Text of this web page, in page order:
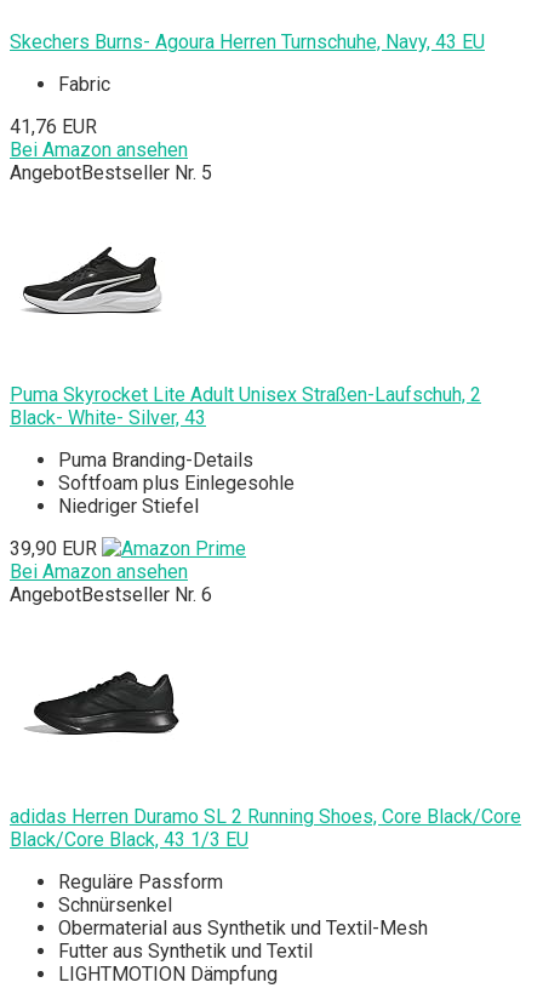
Skechers Burns- Agoura Herren Turnschuhe, Navy, 43 EU
Fabric
41,76 EUR
Bei Amazon ansehen
AngebotBestseller Nr. 5
Puma Skyrocket Lite Adult Unisex Straßen-Laufschuh, 2
Black- White- Silver, 43
Puma Branding-Details
Softfoam plus Einlegesohle
Niedriger Stiefel
39,90 EUR
Bei Amazon ansehen
AngebotBestseller Nr. 6
adidas Herren Duramo SL 2 Running Shoes, Core Black/Core
Black/Core Black, 43 1/3 EU
Reguläre Passform
Schnürsenkel
Obermaterial aus Synthetik und Textil-Mesh
Futter aus Synthetik und Textil
LIGHTMOTION Dämpfung